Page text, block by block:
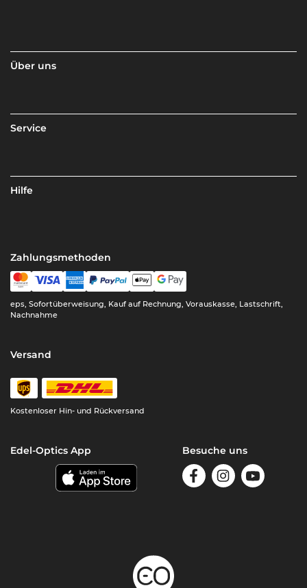
Über uns
Service
Hilfe
Zahlungsmethoden
eps, Sofortüberweisung, Kauf auf Rechnung, Vorauskasse, Lastschrift,
Nachnahme
Versand
Kostenloser Hin- und Rückversand
Edel-Optics App Besuche uns